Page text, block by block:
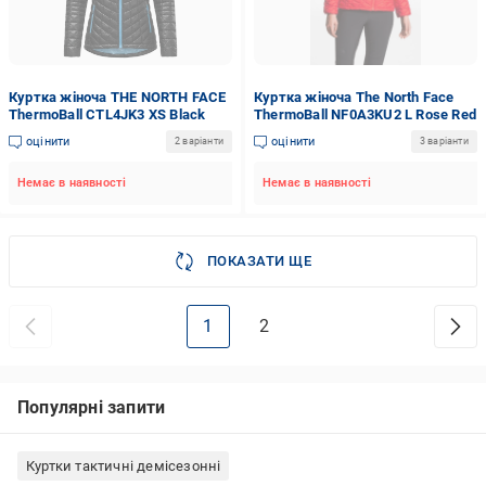
Куртка жіноча THE NORTH FACE
ThermoBall CTL4JK3 XS Black
оцінити 2 варіанти
Немає в наявності
Куртка жіноча The North Face
ThermoBall NF0A3KU2 L Rose Red
оцінити 3 варіанти
Немає в наявності
ПОКАЗАТИ ЩЕ
1 2
Популярні запити
Куртки тактичні демісезонні